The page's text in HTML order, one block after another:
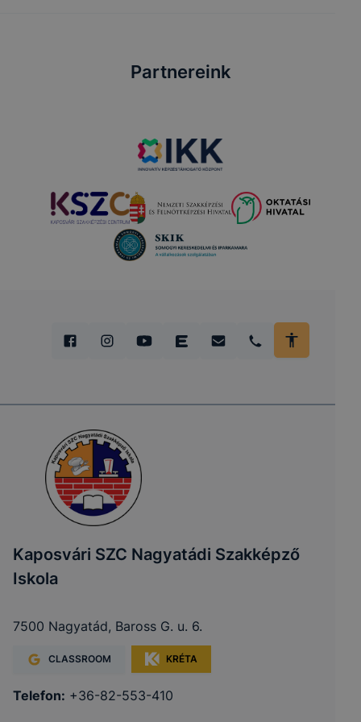
Partnereink
Kaposvári SZC Nagyatádi Szakképző
Iskola
7500 Nagyatád, Baross G. u. 6.
CLASSROOM KRÉTA
Telefon: +36-82-553-410